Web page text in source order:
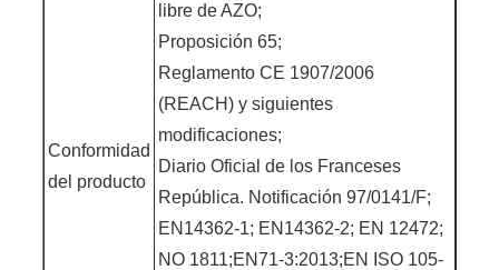
Conformidad
del producto
libre de AZO;
Proposición 65;
Reglamento CE 1907/2006
(REACH) y siguientes
modificaciones;
Diario Oficial de los Franceses
República. Notificación 97/0141/F;
EN14362-1; EN14362-2; EN 12472;
NO 1811;EN71-3:2013;EN ISO 105-